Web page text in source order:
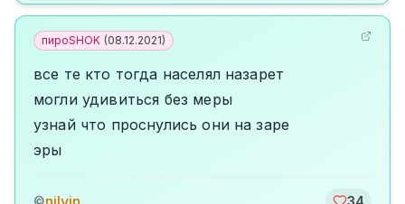
пироSHOK (08.12.2021)
все те кто тогда населял назарет
могли удивиться без меры
узнай что проснулись они на заре
эры
© 34